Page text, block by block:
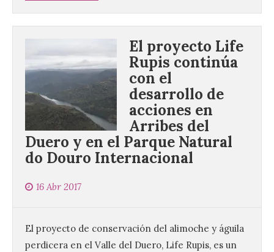
El proyecto Life
Rupis continúa
con el
desarrollo de
acciones en
Arribes del
Duero y en el Parque Natural
do Douro Internacional
16 Abr 2017
El proyecto de conservación del alimoche y águila
perdicera en el Valle del Duero, Life Rupis, es un